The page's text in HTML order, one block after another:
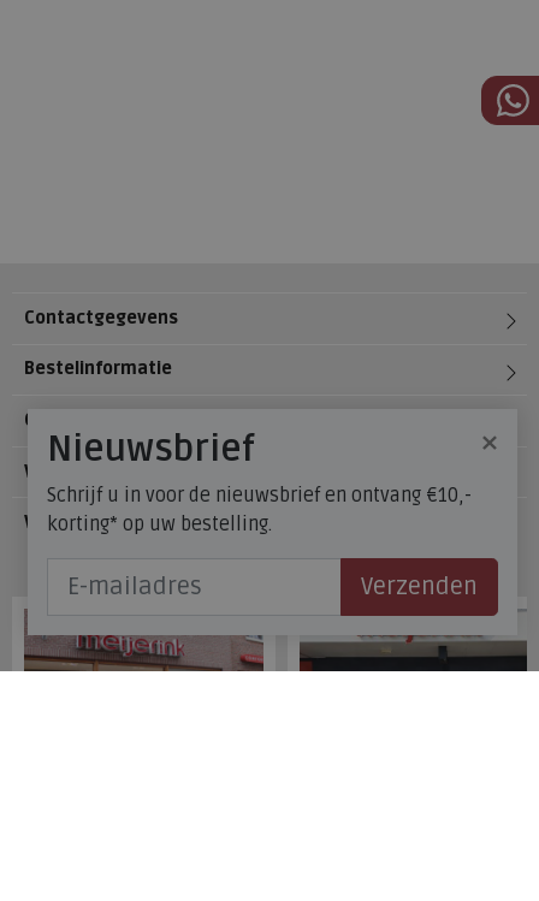
Contactgegevens
Bestelinformatie
Over Meijerink Schoenen
Voetzorg
Veelgestelde vragen
×
Nieuwsbrief
Schrijf u in voor de nieuwsbrief en ontvang €10,-
korting* op uw bestelling.
Verzenden